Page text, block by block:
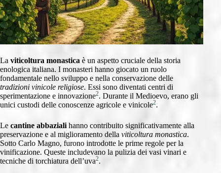
La viticoltura monastica è un aspetto cruciale della storia
enologica italiana. I monasteri hanno giocato un ruolo
fondamentale nello sviluppo e nella conservazione delle
tradizioni vinicole religiose. Essi sono diventati centri di
sperimentazione e innovazione2. Durante il Medioevo, erano gli
unici custodi delle conoscenze agricole e vinicole2.
Le cantine abbaziali hanno contribuito significativamente alla
preservazione e al miglioramento della viticoltura monastica.
Sotto Carlo Magno, furono introdotte le prime regole per la
vinificazione. Queste includevano la pulizia dei vasi vinari e
tecniche di torchiatura dell’uva2.